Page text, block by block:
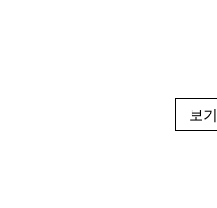
보기